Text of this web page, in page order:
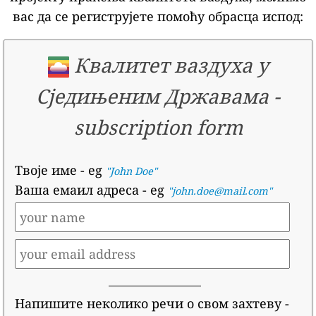
вас да се региструјете помоћу обрасца испод:
Квалитет ваздуха у
Сједињеним Државама -
subscription form
Твоје име - eg "John Doe"
Ваша емаил адреса- eg "john.doe@mail.com"
Напишите неколико речи о свом захтеву-